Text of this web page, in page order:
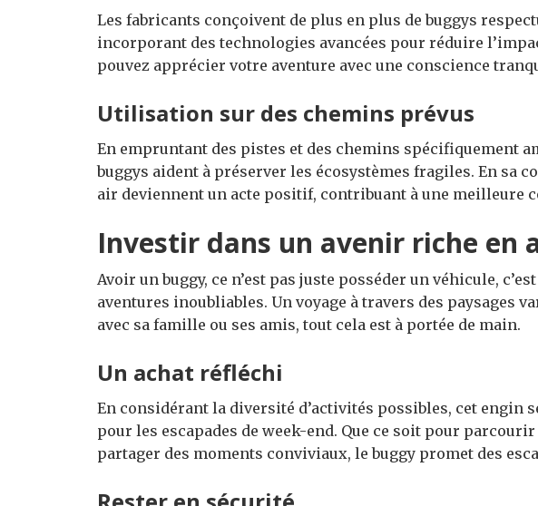
Les fabricants conçoivent de plus en plus de buggys
incorporant des technologies avancées pour réduire
pouvez apprécier votre aventure avec une conscience
Utilisation sur des chemins prévus
En empruntant des pistes et des chemins spécifiquement
buggys aident à préserver les écosystèmes fragiles. En sa
air deviennent un acte positif, contribuant à une meilleure
Investir dans un avenir riche en
Avoir un buggy, ce n’est pas juste posséder un véhicule,
aventures inoubliables. Un voyage à travers des paysages
avec sa famille ou ses amis, tout cela est à portée de main.
Un achat réfléchi
En considérant la diversité d’activités possibles, cet engin
pour les escapades de week-end. Que ce soit pour
partager des moments conviviaux, le buggy promet des